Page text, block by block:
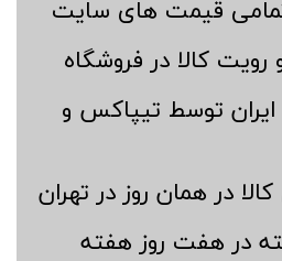
قیمت های سایت
کالا در فروشگاه
ایران توسط تیپاکس و
در همان روز در تهران